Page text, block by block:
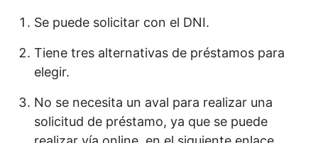
Se puede solicitar con el DNI.
Tiene tres alternativas de préstamos para
elegir.
No se necesita un aval para realizar una
solicitud de préstamo, ya que se puede